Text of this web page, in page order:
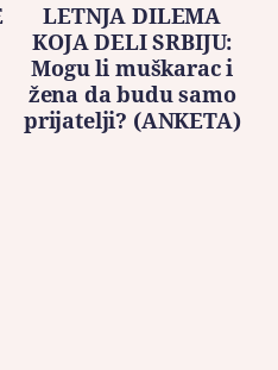
LETNJA DILEMA
KOJA DELI SRBIJU:
Mogu li muškarac i
žena da budu samo
prijatelji? (ANKETA)